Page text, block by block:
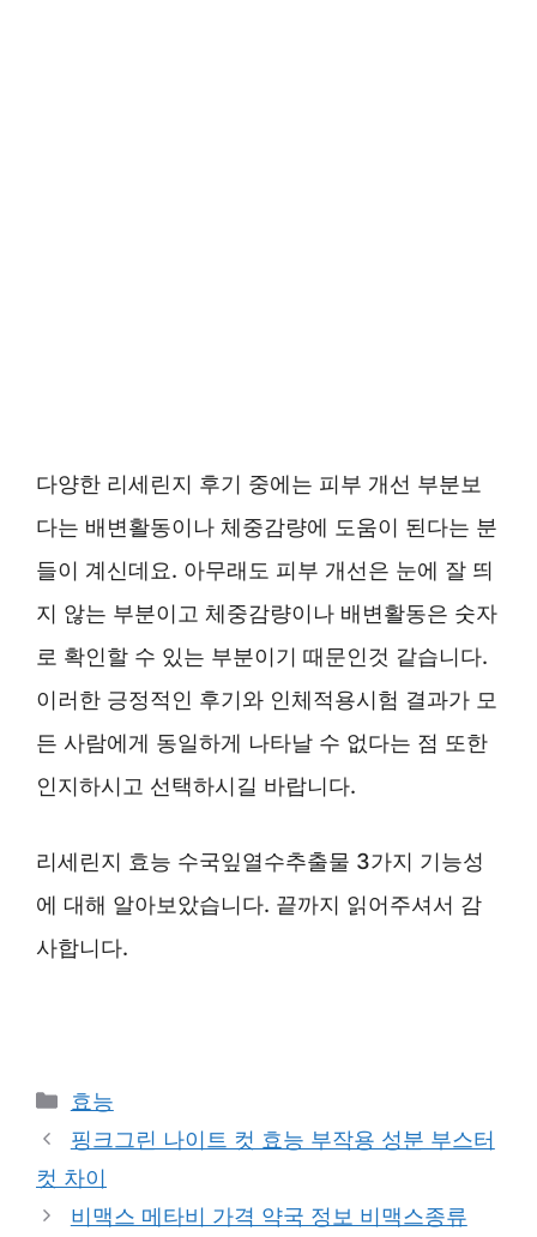
다양한 리세린지 후기 중에는 피부 개선 부분보
다는 배변활동이나 체중감량에 도움이 된다는 분
들이 계신데요. 아무래도 피부 개선은 눈에 잘 띄
지 않는 부분이고 체중감량이나 배변활동은 숫자
로 확인할 수 있는 부분이기 때문인것 같습니다.
이러한 긍정적인 후기와 인체적용시험 결과가 모
든 사람에게 동일하게 나타날 수 없다는 점 또한
인지하시고 선택하시길 바랍니다.
리세린지 효능 수국잎열수추출물 3가지 기능성
에 대해 알아보았습니다. 끝까지 읽어주셔서 감
사합니다.
Categories
효능
핑크그린 나이트 컷 효능 부작용 성분 부스터
컷 차이
비맥스 메타비 가격 약국 정보 비맥스종류